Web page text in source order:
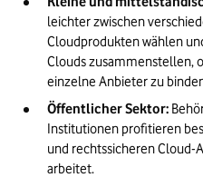
leichter zwischen
Cloudprodukten wählen
Clouds zusammenstellen,
einzelne Anbieter zu
Öffentlicher Sektor:
Institutionen profitieren
und rechtssicheren Cloud-
arbeitet.